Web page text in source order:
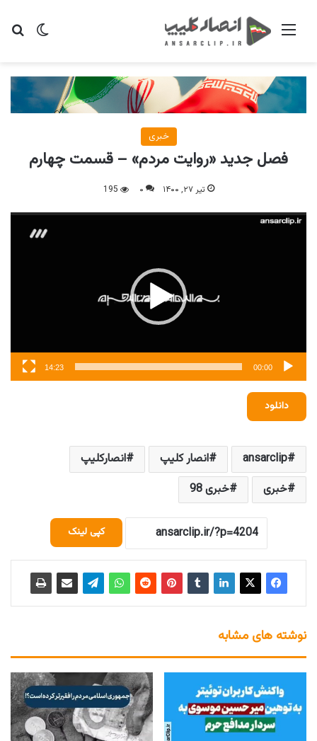
تغییر منو
خبری
فصل جدید «روایت مردم» – قسمت چهارم
تیر ۲۷, ۱۴۰۰ ۰ 195
نمایشگر
ویدیو
00:00
14:23
دانلود
ansarclip انصار کلیپ
انصارکلیپ
خبری
خبری 98
کپی لینک
نوشته های مشابه